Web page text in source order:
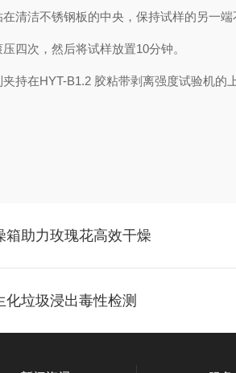
清洁不锈钢板的中央，保持试样的另一
四次，然后将试样放置10分钟。
持在HYT-B1.2 胶粘带剥离强度试验机的
箱助力玫瑰花高效干燥
垃圾浸出毒性检测